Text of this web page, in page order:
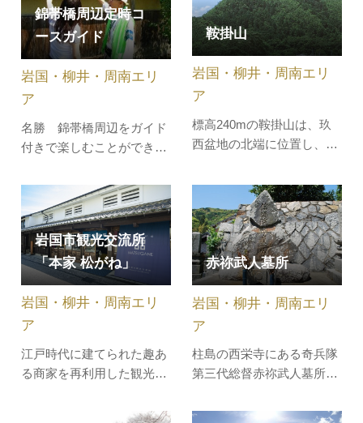
錦帯橋周辺定時コ
ースガイド
名勝 錦帯橋周辺をガイド
付きで楽しむことができま
イドを受け付けており季節
を楽しめます。また、12月
には錦帯橋周辺の展示施設
を巡るガイド（１～２時
間）も実施しています。錦
帯橋の料金所にガイドが待
機していますのでぜひお声
がけくださ…
岩国・柳井・周南エリ
ア
鞍掛山
標高240mの鞍掛山は、玖
西盆地の北端に位置し、頂
す。西側登山道には駐車場
やトイレの完備した林間広
場があり、そこから山頂ま
で317mの整備された山道
を、徒歩約10～15分で展望
台に立つことができます。
戦国時代、大内氏の重臣で
あった杉隆泰…
岩国・柳井・周南エリ
ア
岩国市観光交流所
「本家 松がね」
江戸時代に建てられた趣あ
る商家を再利用した観光交
引く重厚な造りの館内に
岩国・柳井・周南エリ
ア
赤祢武人墓所
柱島の西栄寺にある奇兵隊
第三代総督赤祢武人墓所。
れた赤祢武人は、松下村塾
岩国・柳井・周南エリ
ア